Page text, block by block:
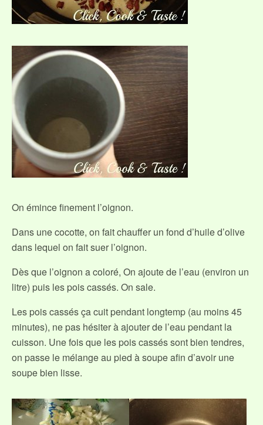
On émince finement l’oignon.
Dans une cocotte, on fait chauffer un fond d’huile d’olive
dans lequel on fait suer l’oignon.
Dès que l’oignon a coloré, On ajoute de l’eau (environ un
litre) puis les pois cassés. On sale.
Les pois cassés ça cuit pendant longtemp (au moins 45
minutes), ne pas hésiter à ajouter de l’eau pendant la
cuisson. Une fois que les pois cassés sont bien tendres,
on passe le mélange au pied à soupe afin d’avoir une
soupe bien lisse.